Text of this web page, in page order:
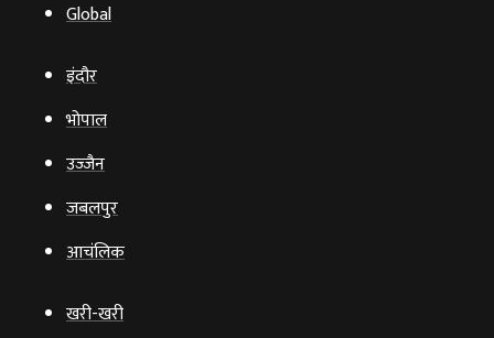
Global
इंदौर
भोपाल
उज्‍जैन
जबलपुर
आचंलिक
खरी-खरी